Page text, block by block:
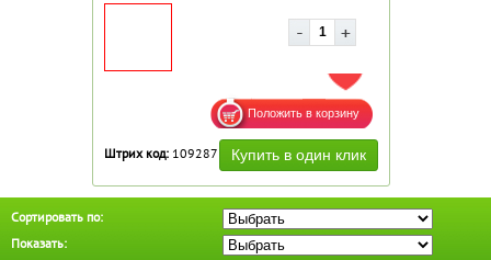
ДОБАВИТЬ В ИЗБРАННОЕ
Штрих код: 109287
Сортировать по:
Показать: